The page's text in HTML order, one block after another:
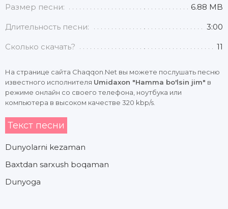
Размер песни: 6.88 MB
Длительность песни: 3:00
Сколько скачать? 11
На странице сайта Chaqqon.Net вы можете послушать песню
известного исполнителя Umidaxon "Hamma bo'lsin jim" в
режиме онлайн со своего телефона, ноутбука или
компьютера в высоком качестве 320 kbp/s.
Текст песни
Dunyolarni kezaman
Baxtdan sarxush boqaman
Dunyoga